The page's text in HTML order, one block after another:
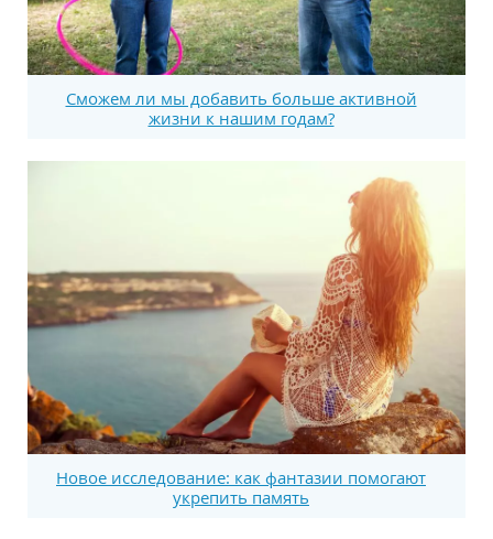
Сможем ли мы добавить больше активной
жизни к нашим годам?
Новое исследование: как фантазии помогают
укрепить память